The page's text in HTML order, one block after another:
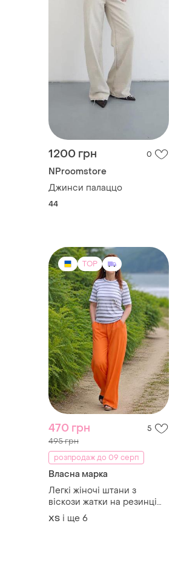
1200 грн 0
NProomstore
Джинси палаццо
44
TOP
470 грн 5
495 грн
розпродаж до 09 серп
Власна марка
Легкі жіночі штани з
віскози жатки на резинці
помаранчевий
ХS і ще 6